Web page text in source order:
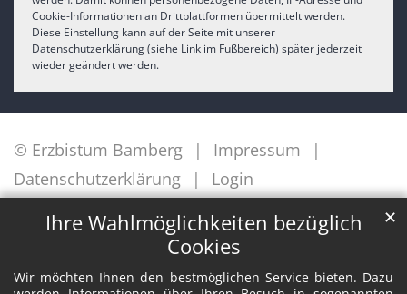
Ihre Wahlmöglichkeiten bezüglich
Cookies
Wir möchten Ihnen den bestmöglichen Service bieten. Dazu
✕
Cookie-Informationen an Drittplattformen übermittelt werden.
Diese Einstellung kann auf der Seite mit unserer
Datenschutzerklärung (siehe Link im Fußbereich) später jederzeit
wieder geändert werden.
© Erzbistum Bamberg
Impressum
Datenschutzerklärung
Login